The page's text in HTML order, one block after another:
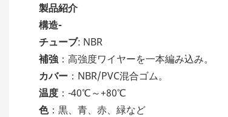
製品紹介
構造-
チューブ: NBR
補強 ：高強度ワイヤーを一本編み込み。
カバー ：NBR/PVC混合ゴム。
温度 ：-40℃～+80℃
色：黒、青、赤、緑など